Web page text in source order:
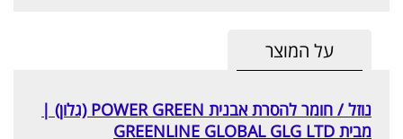
על המוצר
נוזל / חומר להסרת אבנית POWER GREEN (גלון) |
מבית GREENLINE GLOBAL GLG LTD